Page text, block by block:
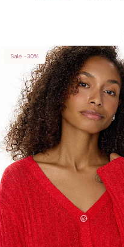
Sale -30%